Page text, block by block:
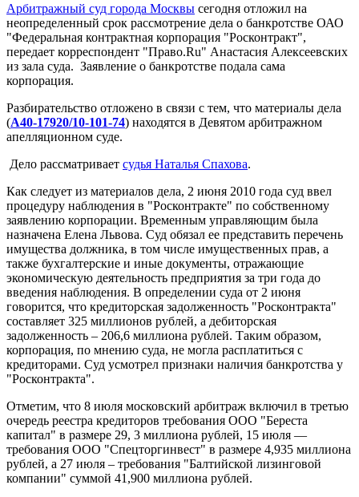
Арбитражный суд города Москвы сегодня отложил на
неопределенный срок рассмотрение дела о банкротстве ОАО
"Федеральная контрактная корпорация "Росконтракт",
передает корреспондент "Право.Ru" Анастасия Алексеевских
из зала суда. Заявление о банкротстве подала сама
корпорация.
Разбирательство отложено в связи с тем, что материалы дела
(А40-17920/10-101-74) находятся в Девятом арбитражном
апелляционном суде.
Дело рассматривает судья Наталья Спахова.
Как следует из материалов дела, 2 июня 2010 года суд ввел
процедуру наблюдения в "Росконтракте" по собственному
заявлению корпорации. Временным управляющим была
назначена Елена Львова. Суд обязал ее представить перечень
имущества должника, в том числе имущественных прав, а
также бухгалтерские и иные документы, отражающие
экономическую деятельность предприятия за три года до
введения наблюдения. В определении суда от 2 июня
говорится, что кредиторская задолженность "Росконтракта"
составляет 325 миллионов рублей, а дебиторская
задолженность – 206,6 миллиона рублей. Таким образом,
корпорация, по мнению суда, не могла расплатиться с
кредиторами. Суд усмотрел признаки наличия банкротства у
"Росконтракта".
Отметим, что 8 июля московский арбитраж включил в третью
очередь реестра кредиторов требования ООО "Береста
капитал" в размере 29, 3 миллиона рублей, 15 июля —
требования ООО "Спецторгинвест" в размере 4,935 миллиона
рублей, а 27 июля – требования "Балтийской лизинговой
компании" суммой 41,900 миллиона рублей.